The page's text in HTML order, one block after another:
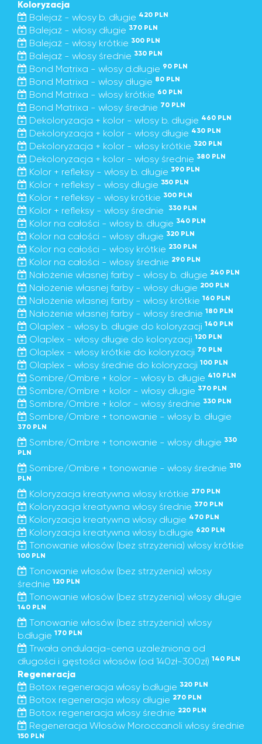
Koloryzacja
Balejaż - włosy b. długie 420 PLN
Balejaż - włosy długie 370 PLN
Balejaż - włosy krótkie 300 PLN
Balejaż - włosy średnie 330 PLN
Bond Matrixa - włosy d.długie 90 PLN
Bond Matrixa - włosy długie 80 PLN
Bond Matrixa - włosy krótkie 60 PLN
Bond Matrixa - włosy średnie 70 PLN
Dekoloryzacja + kolor - włosy b. długie 460 PLN
Dekoloryzacja + kolor - włosy długie 430 PLN
Dekoloryzacja + kolor - włosy krótkie 320 PLN
Dekoloryzacja + kolor - włosy średnie 380 PLN
Kolor + refleksy - włosy b. długie 390 PLN
Kolor + refleksy - włosy długie 350 PLN
Kolor + refleksy - włosy krótkie 300 PLN
Kolor + refleksy - włosy średnie 330 PLN
Kolor na całości - włosy b. długie 340 PLN
Kolor na całości - włosy długie 320 PLN
Kolor na całości - włosy krótkie 230 PLN
Kolor na całości - włosy średnie 290 PLN
Nałożenie własnej farby - włosy b. długie 240 PLN
Nałożenie własnej farby - włosy długie 200 PLN
Nałożenie własnej farby - włosy krótkie 160 PLN
Nałożenie własnej farby - włosy średnie 180 PLN
Olaplex - włosy b. długie do koloryzacji 140 PLN
Olaplex - włosy długie do koloryzacji 120 PLN
Olaplex - włosy krótkie do koloryzacji 70 PLN
Olaplex - włosy średnie do koloryzacji 100 PLN
Sombre/Ombre + kolor - włosy b. długie 410 PLN
Sombre/Ombre + kolor - włosy długie 370 PLN
Sombre/Ombre + kolor - włosy średnie 330 PLN
Sombre/Ombre + tonowanie - włosy b. długie
370 PLN
Sombre/Ombre + tonowanie - włosy długie 330
PLN
Sombre/Ombre + tonowanie - włosy średnie 310
PLN
Koloryzacja kreatywna włosy krótkie 270 PLN
Koloryzacja kreatywna włosy średnie 370 PLN
Koloryzacja kreatywna włosy długie 470 PLN
Koloryzacja kreatywna włosy b.długie 620 PLN
Tonowanie włosów (bez strzyżenia) włosy krótkie
100 PLN
Tonowanie włosów (bez strzyżenia) włosy
średnie 120 PLN
Tonowanie włosów (bez strzyżenia) włosy długie
140 PLN
Tonowanie włosów (bez strzyżenia) włosy
b.długie 170 PLN
Trwała ondulacja-cena uzależniona od
długości i gęstości włosów (od 140zł-300zł) 140 PLN
Regeneracja
Botox regeneracja włosy b.długie 320 PLN
Botox regeneracja włosy długie 270 PLN
Botox regeneracja włosy średnie 220 PLN
Regeneracja Włosów Moroccanoli włosy średnie
150 PLN